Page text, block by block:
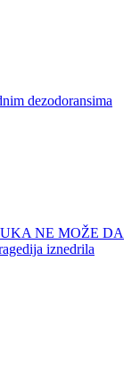
dezodoransima
NE MOŽE DA
iznedrila